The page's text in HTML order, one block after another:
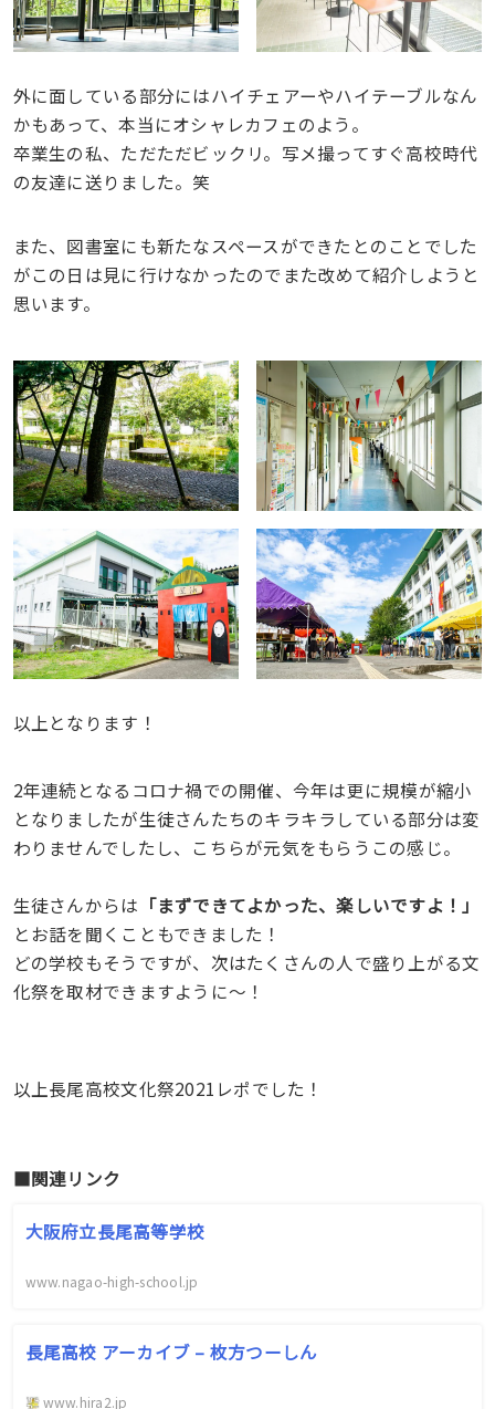
外に面している部分にはハイチェアーやハイテーブルなん
かもあって、本当にオシャレカフェのよう。
卒業生の私、ただただビックリ。写メ撮ってすぐ高校時代
の友達に送りました。笑
また、図書室にも新たなスペースができたとのことでした
がこの日は見に行けなかったのでまた改めて紹介しようと
思います。
以上となります！
2年連続となるコロナ禍での開催、今年は更に規模が縮小
となりましたが生徒さんたちのキラキラしている部分は変
わりませんでしたし、こちらが元気をもらうこの感じ。
生徒さんからは 「まずできてよかった、楽しいですよ！」
とお話を聞くこともできました！
どの学校もそうですが、次はたくさんの人で盛り上がる文
化祭を取材できますように〜！
以上長尾高校文化祭2021レポでした！
■関連リンク
大阪府立長尾高等学校
www.nagao-high-school.jp
長尾高校 アーカイブ – 枚方つーしん
www.hira2.jp